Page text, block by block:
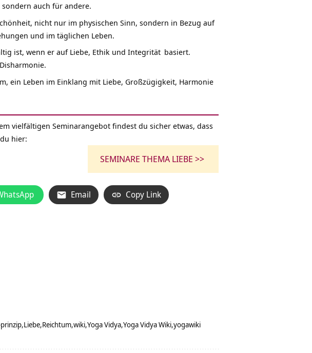
auch für andere.
nicht nur im physischen Sinn, sondern in Bezug auf
und im täglichen Leben.
ist, wenn er auf Liebe, Ethik und Integrität basiert.
ein Leben im Einklang mit Liebe, Großzügigkeit, Harmonie
vielfältigen Seminarangebot findest du sicher etwas, dass
hier:
SEMINARE THEMA LIEBE >>
Email Copy Link
Liebe Reichtum wiki Yoga Vidya Yoga Vidya Wiki yogawiki